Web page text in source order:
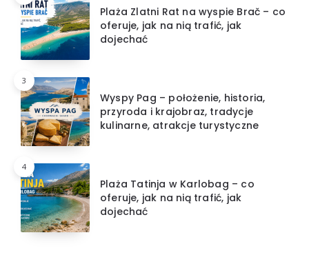
Plaża Zlatni Rat na wyspie Brač – co
oferuje, jak na nią trafić, jak
dojechać
3
Wyspy Pag – położenie, historia,
przyroda i krajobraz, tradycje
kulinarne, atrakcje turystyczne
4
Plaża Tatinja w Karlobag – co
oferuje, jak na nią trafić, jak
dojechać